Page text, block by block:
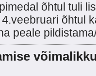
õhtul tuli
õhtul
peale